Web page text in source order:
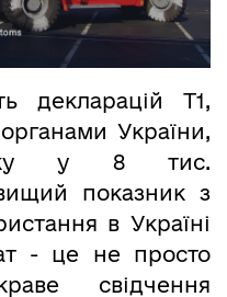
декларацій Т1,
України,
у 8 тис.
показник з
в Україні
- це не просто
свідчення